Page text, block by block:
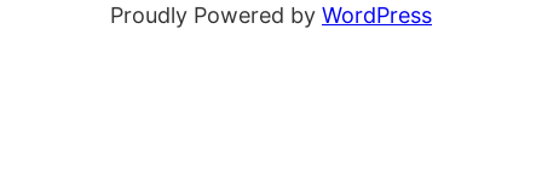
Proudly Powered by WordPress